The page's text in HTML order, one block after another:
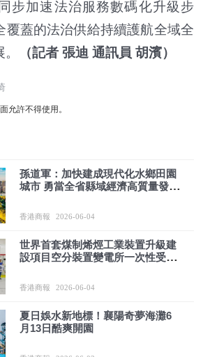
步加速法治服務數碼化升級步
覆蓋的法治供給持續護航全域全
（記者 張迪 通訊員 胡濱）
允許不得使用。
孫道軍：加快建成現代化水鄉田園
城市 勇當全省縣域經濟高質量發展
香港商報 2026-06-04
世界首套煤制烯烴工業裝置升級建
設項目空分裝置變電所一次性受電
香港商報 2026-06-04
夏日娛水新地標！襄陽奇夢海灘6
月13日酷爽開園